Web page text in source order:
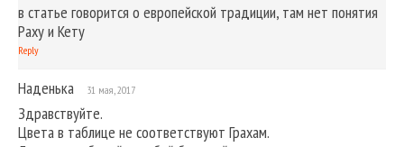
в статье говорится о европейской традиции, там нет понятия
Раху и Кету
Reply
Наденька 31 мая, 2017
Здравствуйте.
Цвета в таблице не соответствуют Грахам.